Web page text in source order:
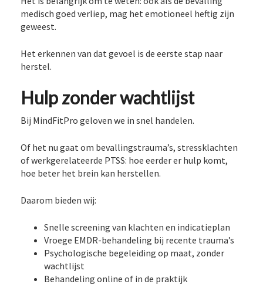
medisch goed verliep, mag het emotioneel heftig zijn
geweest.
Het erkennen van dat gevoel is de eerste stap naar
herstel.
Hulp zonder wachtlijst
Bij MindFitPro geloven we in snel handelen.
Of het nu gaat om bevallingstrauma’s, stressklachten
of werkgerelateerde PTSS: hoe eerder er hulp komt,
hoe beter het brein kan herstellen.
Daarom bieden wij:
Snelle screening van klachten en indicatieplan
Vroege EMDR-behandeling bij recente trauma’s
Psychologische begeleiding op maat, zonder
wachtlijst
Behandeling online of in de praktijk